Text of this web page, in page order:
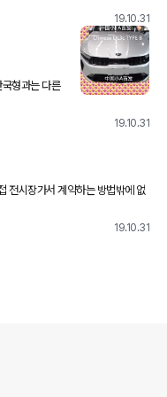
19.10.31
형과는 다른
진은
19.10.31
전시장가서 계약하는 방법밖에 없
19.10.31